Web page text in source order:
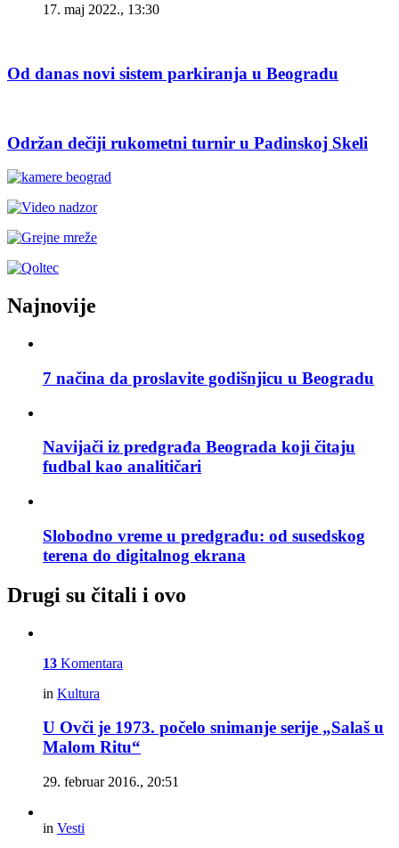
17. maj 2022., 13:30
Od danas novi sistem parkiranja u Beogradu
Održan dečiji rukometni turnir u Padinskoj Skeli
Najnovije
7 načina da proslavite godišnjicu u Beogradu
Navijači iz predgrađa Beograda koji čitaju
fudbal kao analitičari
Slobodno vreme u predgrađu: od susedskog
terena do digitalnog ekrana
Drugi su čitali i ovo
13 Komentara
in Kultura
U Ovči je 1973. počelo snimanje serije „Salaš u
Malom Ritu“
29. februar 2016., 20:51
in Vesti